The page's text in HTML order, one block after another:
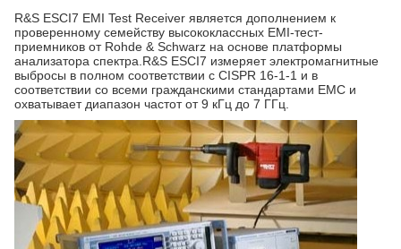
R&S ESCI7 EMI Test Receiver является дополнением к
проверенному семейству высококлассных EMI-тест-
приемников от Rohde & Schwarz на основе платформы
анализатора спектра.R&S ESCI7 измеряет электромагнитные
выбросы в полном соответствии с CISPR 16-1-1 и в
соответствии со всеми гражданскими стандартами EMC и
охватывает диапазон частот от 9 кГц до 7 ГГц.